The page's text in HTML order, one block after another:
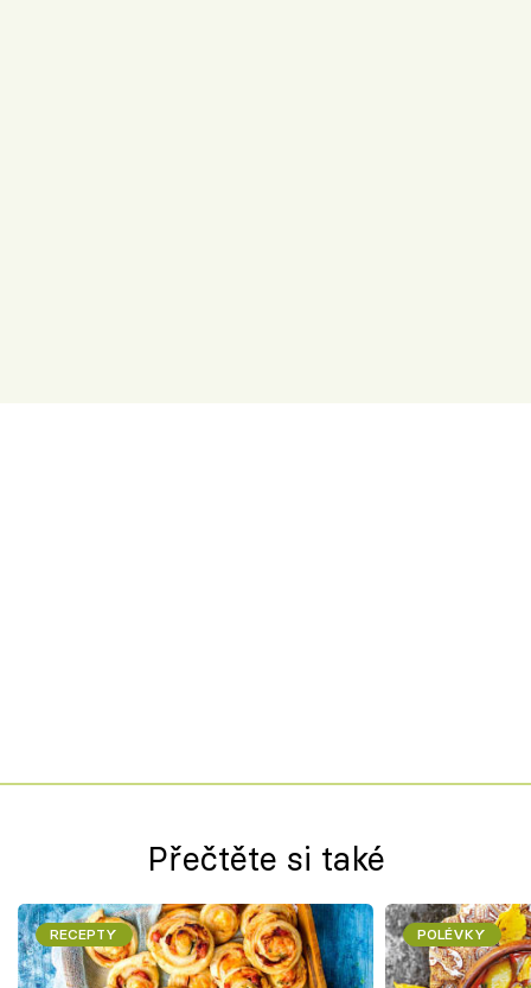
Přečtěte si také
RECEPTY POLÉVKY